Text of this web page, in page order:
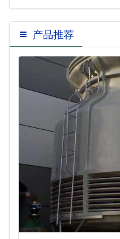
产品推荐